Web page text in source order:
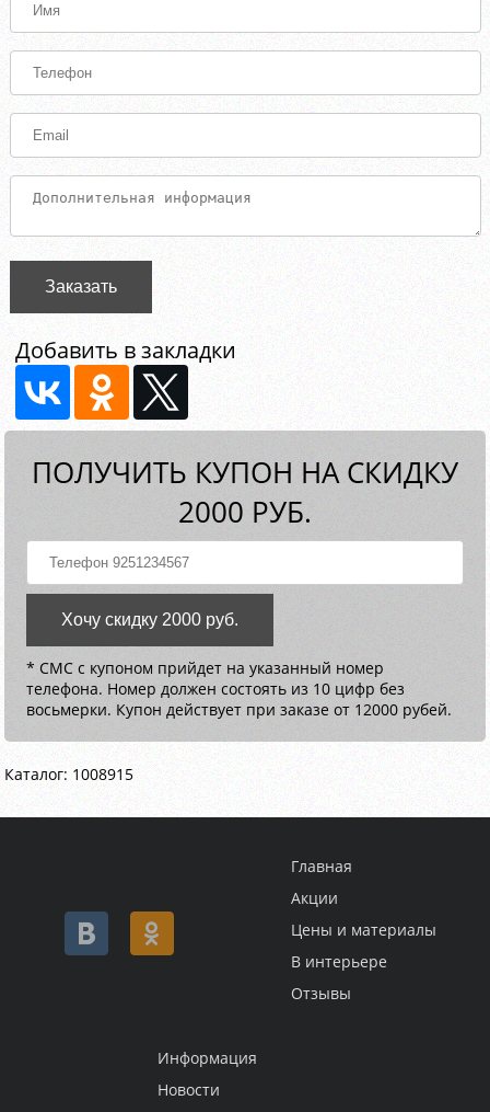
Заказать
Добавить в закладки
ПОЛУЧИТЬ КУПОН НА СКИДКУ
2000 РУБ.
Хочу скидку 2000 руб.
* СМС с купоном прийдет на указанный номер
телефона. Номер должен состоять из 10 цифр без
восьмерки. Купон действует при заказе от 12000 рубей.
Каталог: 1008915
Главная
Акции
Цены и материалы
В интерьере
Отзывы
Информация
Новости